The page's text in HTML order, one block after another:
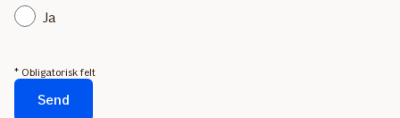
Ja
* Obligatorisk felt
Send